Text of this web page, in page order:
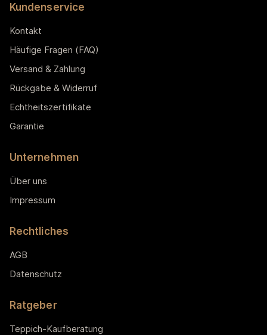
Kundenservice
Kontakt
Häufige Fragen (FAQ)
Versand & Zahlung
Rückgabe & Widerruf
Echtheitszertifikate
Garantie
Unternehmen
Über uns
Impressum
Rechtliches
AGB
Datenschutz
Ratgeber
Teppich-Kaufberatung